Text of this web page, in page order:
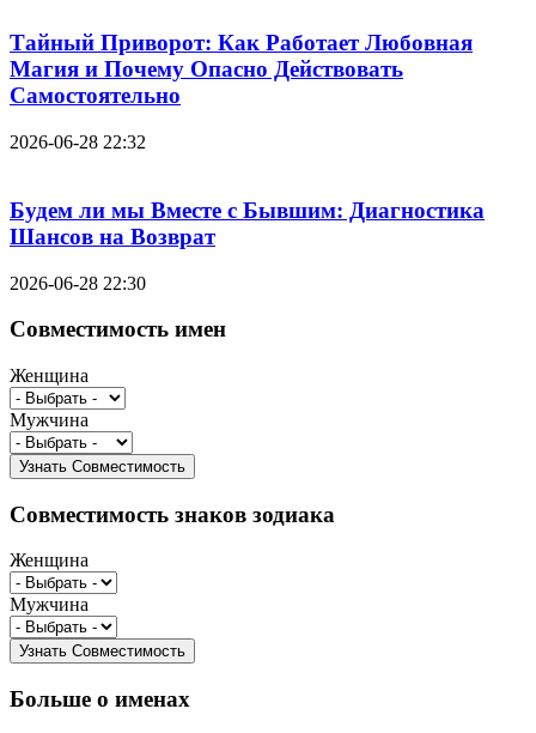
Тайный Приворот: Как Работает Любовная
Магия и Почему Опасно Действовать
Самостоятельно
2026-06-28 22:32
Будем ли мы Вместе с Бывшим: Диагностика
Шансов на Возврат
2026-06-28 22:30
Совместимость имен
Женщина
Мужчина
Совместимость знаков зодиака
Женщина
Мужчина
Больше о именах